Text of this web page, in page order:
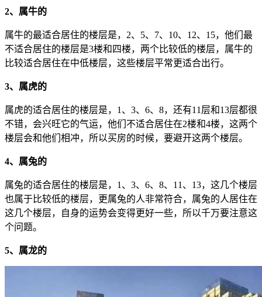
2、属牛的
属牛的最适合居住的楼层是，2、5、7、10、12、15，他们最
不适合居住的楼层是3楼和四楼，两个比较低的楼层，属牛的
比较适合居住在中低楼层，这些楼层平常更适合出行。
3、属虎的
属虎的适合居住的楼层是，1、3、6、8，还有11层和13层都很
不错，会兴旺它的气运，他们不适合居住在2楼和4楼，这两个
楼层会和他们相冲，所以买房的时候，要避开这两个楼层。
4、属兔的
属兔的适合居住的楼层是，1、3、6、8、11、13，这几个楼层
也属于比较低的楼层，更属兔的人非常符合，属兔的人居住在
这几个楼层，自身的运势会变得更好一些，所以千万要注意这
个问题。
5、属龙的